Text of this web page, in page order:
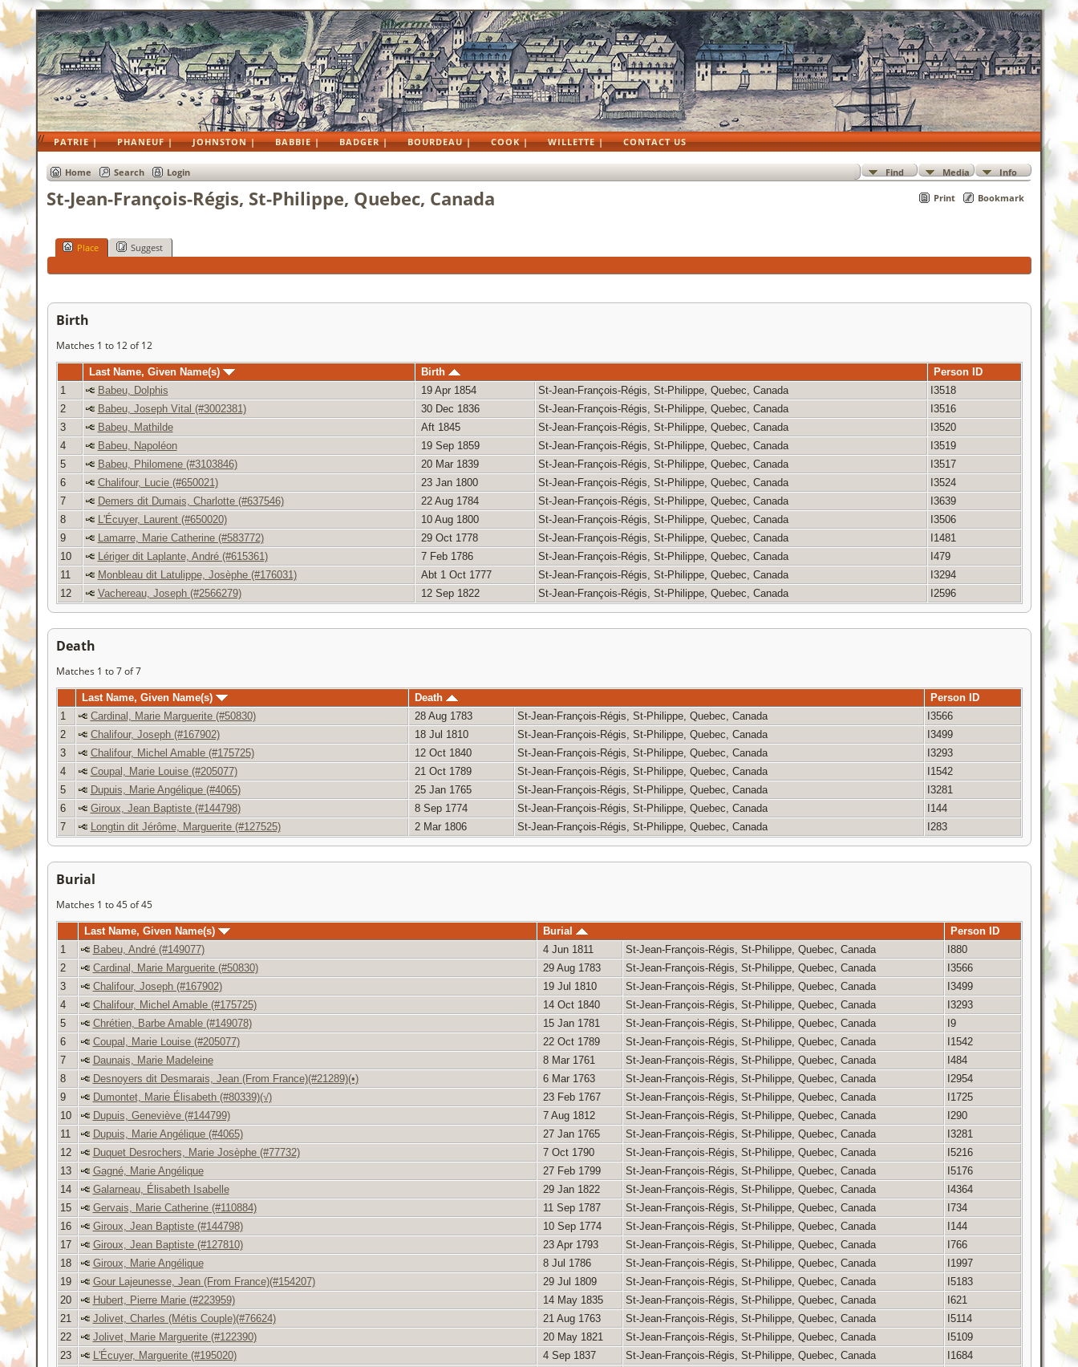
// PATRIE | PHANEUF | JOHNSTON | BABBIE | BADGER | BOURDEAU | COOK | WILLETTE | CONTACT US
Find Media Info
Home Search Login
Print Bookmark
St-Jean-François-Régis, St-Philippe, Quebec, Canada
Place Suggest
Birth
Matches 1 to 12 of 12
Last Name, Given Name(s) Birth
Person ID
1
Babeu, Dolphis 19 Apr 1854 St-Jean-François-Régis, St-Philippe, Quebec, Canada
I3518
2
Babeu, Joseph Vital (#3002381) 30 Dec 1836 St-Jean-François-Régis, St-Philippe, Quebec, Canada
I3516
3
Babeu, Mathilde Aft 1845 St-Jean-François-Régis, St-Philippe, Quebec, Canada
I3520
4
Babeu, Napoléon 19 Sep 1859 St-Jean-François-Régis, St-Philippe, Quebec, Canada
I3519
5
Babeu, Philomene (#3103846) 20 Mar 1839 St-Jean-François-Régis, St-Philippe, Quebec, Canada
I3517
6
Chalifour, Lucie (#650021) 23 Jan 1800 St-Jean-François-Régis, St-Philippe, Quebec, Canada
I3524
7
Demers dit Dumais, Charlotte (#637546) 22 Aug 1784 St-Jean-François-Régis, St-Philippe, Quebec, Canada
I3639
8
L'Écuyer, Laurent (#650020) 10 Aug 1800 St-Jean-François-Régis, St-Philippe, Quebec, Canada
I3506
9
Lamarre, Marie Catherine (#583772) 29 Oct 1778 St-Jean-François-Régis, St-Philippe, Quebec, Canada
I1481
10
Lériger dit Laplante, André (#615361) 7 Feb 1786 St-Jean-François-Régis, St-Philippe, Quebec, Canada
I479
11
Monbleau dit Latulippe, Josèphe (#176031) Abt 1 Oct 1777 St-Jean-François-Régis, St-Philippe, Quebec, Canada
I3294
12
Vachereau, Joseph (#2566279) 12 Sep 1822 St-Jean-François-Régis, St-Philippe, Quebec, Canada I2596
Death
Matches 1 to 7 of 7
Last Name, Given Name(s) Death
Person ID
1
Cardinal, Marie Marguerite (#50830) 28 Aug 1783 St-Jean-François-Régis, St-Philippe, Quebec, Canada
I3566
2
Chalifour, Joseph (#167902) 18 Jul 1810 St-Jean-François-Régis, St-Philippe, Quebec, Canada
I3499
3
Chalifour, Michel Amable (#175725) 12 Oct 1840 St-Jean-François-Régis, St-Philippe, Quebec, Canada
I3293
4
Coupal, Marie Louise (#205077) 21 Oct 1789 St-Jean-François-Régis, St-Philippe, Quebec, Canada
I1542
5
Dupuis, Marie Angélique (#4065) 25 Jan 1765 St-Jean-François-Régis, St-Philippe, Quebec, Canada
I3281
6
Giroux, Jean Baptiste (#144798) 8 Sep 1774 St-Jean-François-Régis, St-Philippe, Quebec, Canada
I144
7
Longtin dit Jérôme, Marguerite (#127525) 2 Mar 1806 St-Jean-François-Régis, St-Philippe, Quebec, Canada I283
Burial
Matches 1 to 45 of 45
Last Name, Given Name(s) Burial
Person ID
1
Babeu, André (#149077) 4 Jun 1811 St-Jean-François-Régis, St-Philippe, Quebec, Canada
I880
2
Cardinal, Marie Marguerite (#50830) 29 Aug 1783 St-Jean-François-Régis, St-Philippe, Quebec, Canada
I3566
3
Chalifour, Joseph (#167902) 19 Jul 1810 St-Jean-François-Régis, St-Philippe, Quebec, Canada
I3499
4
Chalifour, Michel Amable (#175725) 14 Oct 1840 St-Jean-François-Régis, St-Philippe, Quebec, Canada
I3293
5
Chrétien, Barbe Amable (#149078) 15 Jan 1781 St-Jean-François-Régis, St-Philippe, Quebec, Canada
I9
6
Coupal, Marie Louise (#205077) 22 Oct 1789 St-Jean-François-Régis, St-Philippe, Quebec, Canada
I1542
7
Daunais, Marie Madeleine 8 Mar 1761 St-Jean-François-Régis, St-Philippe, Quebec, Canada
I484
8
Desnoyers dit Desmarais, Jean (From France)(#21289)(•) 6 Mar 1763 St-Jean-François-Régis, St-Philippe, Quebec, Canada
I2954
9
Dumontet, Marie Élisabeth (#80339)(√) 23 Feb 1767 St-Jean-François-Régis, St-Philippe, Quebec, Canada
I1725
10
Dupuis, Geneviève (#144799) 7 Aug 1812 St-Jean-François-Régis, St-Philippe, Quebec, Canada
I290
11
Dupuis, Marie Angélique (#4065) 27 Jan 1765 St-Jean-François-Régis, St-Philippe, Quebec, Canada
I3281
12
Duquet Desrochers, Marie Josèphe (#77732) 7 Oct 1790 St-Jean-François-Régis, St-Philippe, Quebec, Canada
I5216
13
Gagné, Marie Angélique 27 Feb 1799 St-Jean-François-Régis, St-Philippe, Quebec, Canada
I5176
14
Galarneau, Élisabeth Isabelle 29 Jan 1822 St-Jean-François-Régis, St-Philippe, Quebec, Canada
I4364
15
Gervais, Marie Catherine (#110884) 11 Sep 1787 St-Jean-François-Régis, St-Philippe, Quebec, Canada
I734
16
Giroux, Jean Baptiste (#144798) 10 Sep 1774 St-Jean-François-Régis, St-Philippe, Quebec, Canada
I144
17
Giroux, Jean Baptiste (#127810) 23 Apr 1793 St-Jean-François-Régis, St-Philippe, Quebec, Canada
I766
18
Giroux, Marie Angélique 8 Jul 1786 St-Jean-François-Régis, St-Philippe, Quebec, Canada
I1997
19
Gour Lajeunesse, Jean (From France)(#154207) 29 Jul 1809 St-Jean-François-Régis, St-Philippe, Quebec, Canada
I5183
20
Hubert, Pierre Marie (#223959) 14 May 1835 St-Jean-François-Régis, St-Philippe, Quebec, Canada
I621
21
Jolivet, Charles (Métis Couple)(#76624) 21 Aug 1763 St-Jean-François-Régis, St-Philippe, Quebec, Canada
I5114
22
Jolivet, Marie Marguerite (#122390) 20 May 1821 St-Jean-François-Régis, St-Philippe, Quebec, Canada
I5109
23
L'Écuyer, Marguerite (#195020) 4 Sep 1837 St-Jean-François-Régis, St-Philippe, Quebec, Canada
I1684